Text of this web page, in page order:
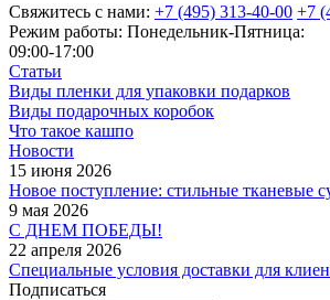
Свяжитесь с нами: +7 (495) 313-40-00 +7
Режим работы: Понедельник-Пятница:
09:00-17:00
Статьи
Виды пленки для упаковки подарков
Виды подарочных коробок
Что такое кашпо
Новости
15 июня 2026
Новое поступление: стильные тканевые
9 мая 2026
С ДНЕМ ПОБЕДЫ!
22 апреля 2026
Специальные условия доставки для
Подписаться